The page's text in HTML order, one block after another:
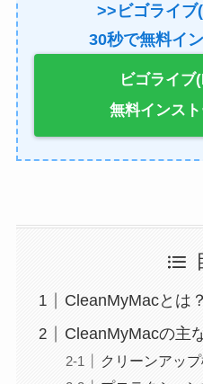
>>ビゴライブ
30秒で無料イ
ビゴライブ
無料インス
CleanMyMacとは？
CleanMyMacの主
クリーンアッ